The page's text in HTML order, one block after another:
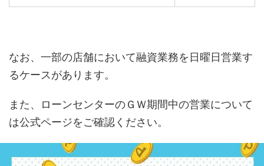
なお、一部の店舗において融資業務を日曜日営業す
るケースがあります。
また、ローンセンターのＧＷ期間中の営業について
は公式ページをご確認ください。